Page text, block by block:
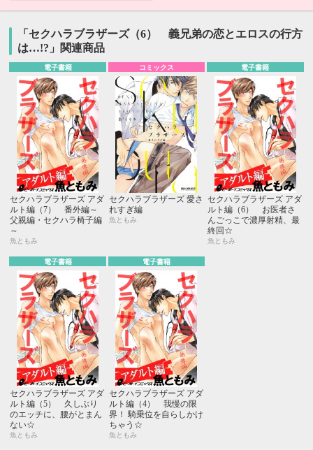
「セクハラブラザーズ（6） 義兄弟の恋とエロスの行方
は…!?」関連商品
電子書籍
セクハラブラザーズ アダ
ルト編（7） 番外編～
父親編・セクハラ椅子編
～
魚ともみ
コミックス
セクハラブラザーズ 愛さ
れすぎ編
魚ともみ
電子書籍
セクハラブラザーズ アダ
ルト編（6） お医者さ
んごっこで濃厚射精、最
終回☆
魚ともみ
電子書籍
セクハラブラザーズ アダ
ルト編（5） 久しぶり
のエッチに、腰がとまん
ない☆
魚ともみ
電子書籍
セクハラブラザーズ アダ
ルト編（4） 我慢の限
界！ 騎乗位を自らしかけ
ちゃう☆
魚ともみ